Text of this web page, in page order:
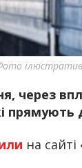
Фото
через
на сайті